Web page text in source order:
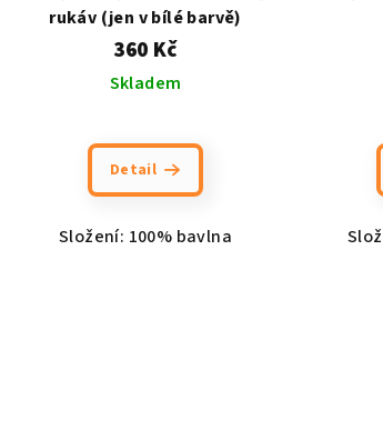
rukáv (jen v bílé barvě)
360 Kč
Skladem
Detail
Složení: 100% bavlna